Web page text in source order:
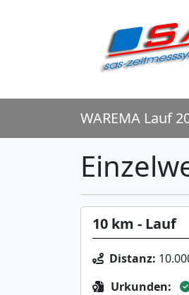
WAREMA Lauf
10 km - Lauf
Distanz:
Urkunden: